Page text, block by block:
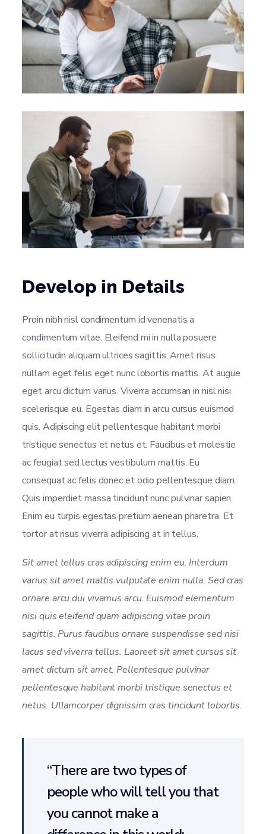
Develop in Details
Proin nibh nisl condimentum id venenatis a
condimentum vitae. Eleifend mi in nulla posuere
sollicitudin aliquam ultrices sagittis. Amet risus
nullam eget felis eget nunc lobortis mattis. At augue
eget arcu dictum varius. Viverra accumsan in nisl nisi
scelerisque eu. Egestas diam in arcu cursus euismod
quis. Adipiscing elit pellentesque habitant morbi
tristique senectus et netus et. Faucibus et molestie
ac feugiat sed lectus vestibulum mattis. Eu
consequat ac felis donec et odio pellentesque diam.
Quis imperdiet massa tincidunt nunc pulvinar sapien.
Enim eu turpis egestas pretium aenean pharetra. Et
tortor at risus viverra adipiscing at in tellus.
Sit amet tellus cras adipiscing enim eu. Interdum
varius sit amet mattis vulputate enim nulla. Sed cras
ornare arcu dui vivamus arcu. Euismod elementum
nisi quis eleifend quam adipiscing vitae proin
sagittis. Purus faucibus ornare suspendisse sed nisi
lacus sed viverra tellus. Laoreet sit amet cursus sit
amet dictum sit amet. Pellentesque pulvinar
pellentesque habitant morbi tristique senectus et
netus. Ullamcorper dignissim cras tincidunt lobortis.
“There are two types of
people who will tell you that
you cannot make a